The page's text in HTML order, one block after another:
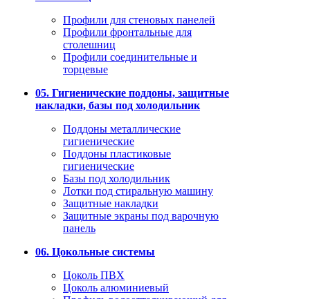
Профили для стеновых панелей
Профили фронтальные для
столешниц
Профили соединительные и
торцевые
05. Гигиенические поддоны, защитные
накладки, базы под холодильник
Поддоны металлические
гигиенические
Поддоны пластиковые
гигиенические
Базы под холодильник
Лотки под стиральную машину
Защитные накладки
Защитные экраны под варочную
панель
06. Цокольные системы
Цоколь ПВХ
Цоколь алюминиевый